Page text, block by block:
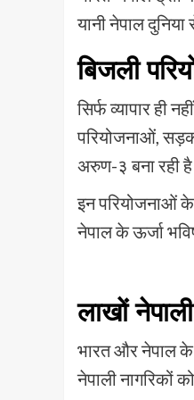
यानी नेपाल
बिजली
सिर्फ व्यापार ही
परियोजनाओं,
अरुण-३ बना रही
इन परियोजनाओं
नेपाल के ऊर्जा
लाखों
भारत और नेपाल के
नेपाली नागरिकों